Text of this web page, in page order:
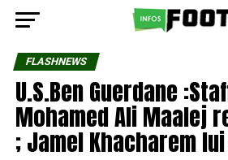
FLASHNEWS
U.S.Ben Guerdane
Mohamed Ali Maalej
; Jamel Khacharem